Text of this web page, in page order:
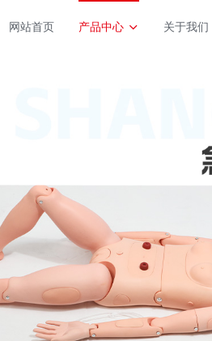
网站首页 产品中心 关于我们